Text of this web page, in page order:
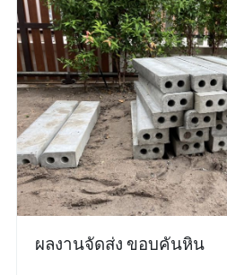
ผลงานจัดส่ง ขอบคันหิน